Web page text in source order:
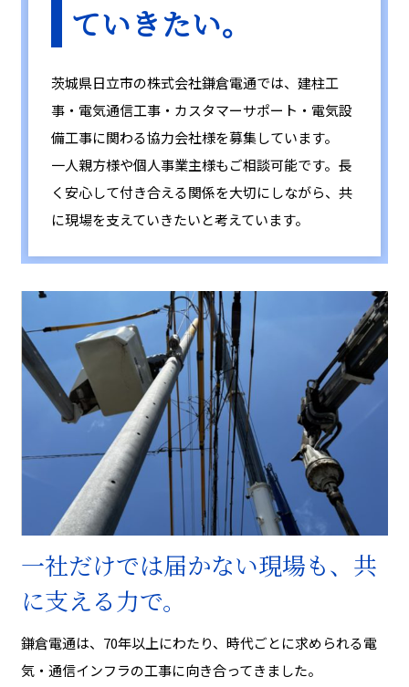
ていきたい。
茨城県日立市の株式会社鎌倉電通では、建柱工
事・電気通信工事・カスタマーサポート・電気設
備工事に関わる協力会社様を募集しています。
一人親方様や個人事業主様もご相談可能です。長
く安心して付き合える関係を大切にしながら、共
に現場を支えていきたいと考えています。
一社だけでは届かない現場も、共
に支える力で。
鎌倉電通は、70年以上にわたり、時代ごとに求められる電
気・通信インフラの工事に向き合ってきました。